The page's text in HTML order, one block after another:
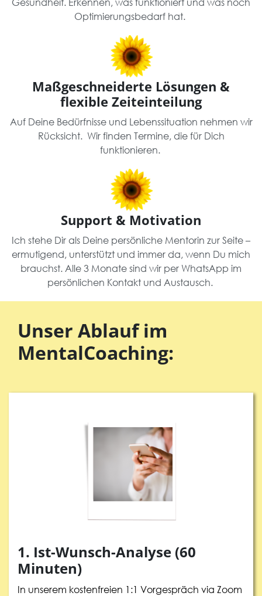
Optimierungsbedarf hat.
Maßgeschneiderte Lösungen &
flexible Zeiteinteilung
Auf Deine Bedürfnisse und Lebenssituation nehmen wir
Rücksicht. Wir finden Termine, die für Dich
funktionieren.
Support & Motivation
Ich stehe Dir als Deine persönliche Mentorin zur Seite –
ermutigend, unterstützt und immer da, wenn Du mich
brauchst. Alle 3 Monate sind wir per WhatsApp im
persönlichen Kontakt und Austausch.
Unser Ablauf im
MentalCoaching:
1. Ist-Wunsch-Analyse (60
Minuten)
In unserem kostenfreien 1:1 Vorgespräch via Zoom